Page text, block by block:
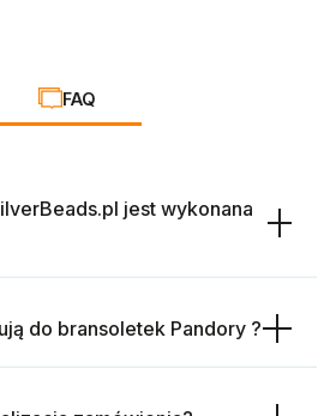
FAQ
jest wykonana
do bransoletek Pandory ?